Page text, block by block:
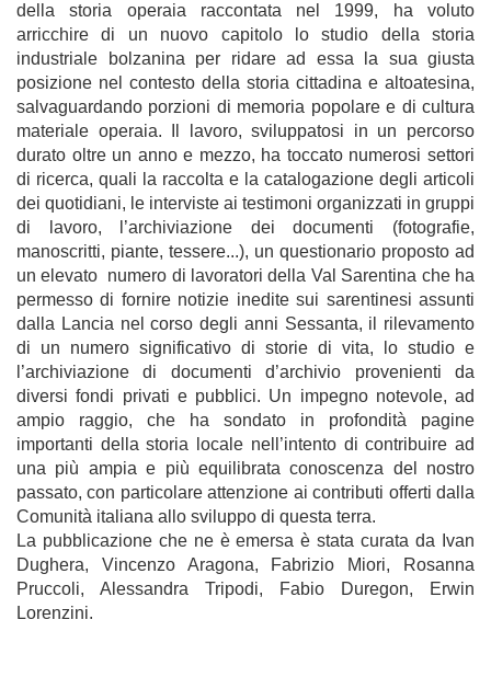
della storia operaia raccontata nel 1999, ha voluto
arricchire di un nuovo capitolo lo studio della storia
industriale bolzanina per ridare ad essa la sua giusta
posizione nel contesto della storia cittadina e altoatesina,
salvaguardando porzioni di memoria popolare e di cultura
materiale operaia. Il lavoro, sviluppatosi in un percorso
durato oltre un anno e mezzo, ha toccato numerosi settori
di ricerca, quali la raccolta e la catalogazione degli articoli
dei quotidiani, le interviste ai testimoni organizzati in gruppi
di lavoro, l’archiviazione dei documenti (fotografie,
manoscritti, piante, tessere...), un questionario proposto ad
un elevato numero di lavoratori della Val Sarentina che ha
permesso di fornire notizie inedite sui sarentinesi assunti
dalla Lancia nel corso degli anni Sessanta, il rilevamento
di un numero significativo di storie di vita, lo studio e
l’archiviazione di documenti d’archivio provenienti da
diversi fondi privati e pubblici. Un impegno notevole, ad
ampio raggio, che ha sondato in profondità pagine
importanti della storia locale nell’intento di contribuire ad
una più ampia e più equilibrata conoscenza del nostro
passato, con particolare attenzione ai contributi offerti dalla
Comunità italiana allo sviluppo di questa terra.
La pubblicazione che ne è emersa è stata curata da Ivan
Dughera, Vincenzo Aragona, Fabrizio Miori, Rosanna
Pruccoli, Alessandra Tripodi, Fabio Duregon, Erwin
Lorenzini.